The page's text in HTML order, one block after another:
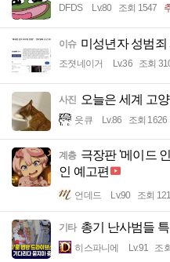
DFDS Lv.80 조회 1547
이슈 미성년자 성범
조졋네이거 Lv.36 조회
사진 오늘은 세계 고
읏큐 Lv.86 조회 1626
계층 극장판 '메이드
인 예고편
언데드 Lv.90 조회
기타 총기 난사범들
히스파니에 Lv.91 조